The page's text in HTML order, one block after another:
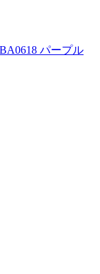
パープル